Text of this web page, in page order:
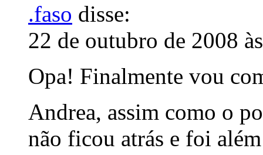
.faso disse:
22 de outubro de 2008
Opa! Finalmente vou
Andrea, assim como o
não ficou atrás e foi